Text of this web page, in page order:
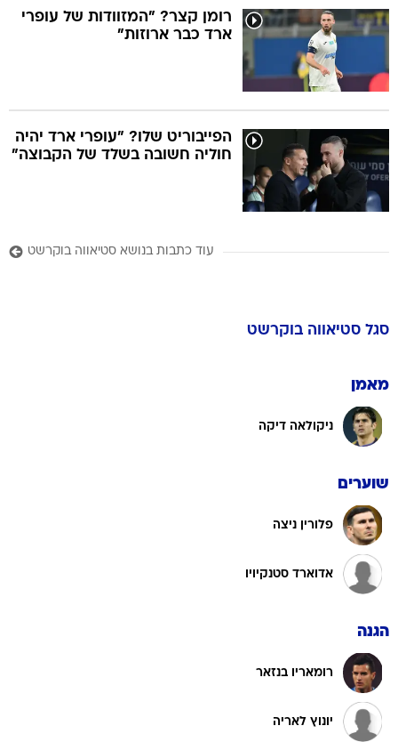
רומן קצר? "המזוודות של עופרי
ארד כבר ארוזות"
הפייבוריט שלו? "עופרי ארד יהיה
חוליה חשובה בשלד של הקבוצה"
עוד כתבות בנושא סטיאווה בוקרשט
סגל סטיאווה בוקרשט
מאמן
ניקולאה דיקה
שוערים
פלורין ניצה
אדוארד סטנקיויו
הגנה
רומאריו בנזאר
יונוץ לאריה